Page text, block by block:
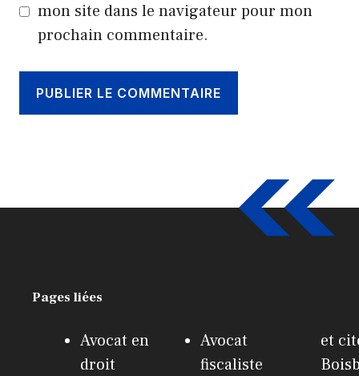
mon site dans le navigateur pour mon
prochain commentaire.
Pages liées
Avocat en
droit
Avocat
fiscaliste
et